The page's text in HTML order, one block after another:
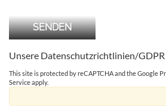
Unsere Datenschutzrichtlinien/GDPR
This site is protected by reCAPTCHA and the Google
Serviceapply.